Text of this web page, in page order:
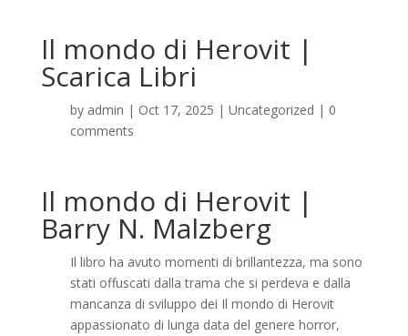
Il mondo di Herovit |
Scarica Libri
by admin | Oct 17, 2025 | Uncategorized | 0
comments
Il mondo di Herovit |
Barry N. Malzberg
Il libro ha avuto momenti di brillantezza, ma sono
stati offuscati dalla trama che si perdeva e dalla
mancanza di sviluppo dei Il mondo di Herovit
appassionato di lunga data del genere horror,